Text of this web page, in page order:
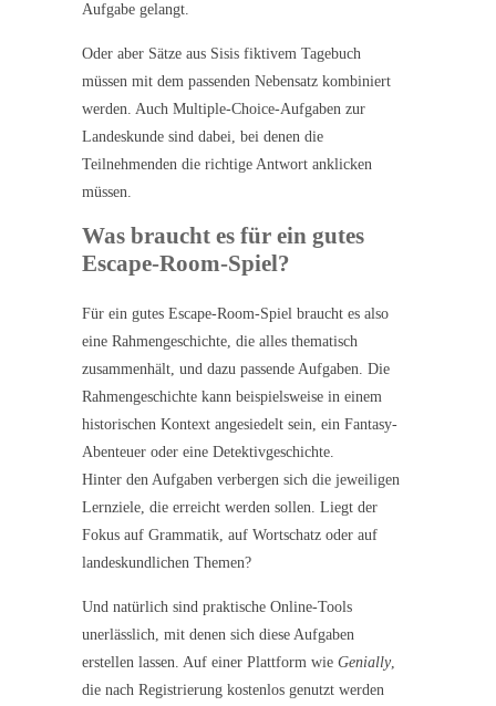
Aufgabe gelangt.
Oder aber Sätze aus Sisis fiktivem Tagebuch
müssen mit dem passenden Nebensatz kombiniert
werden. Auch Multiple-Choice-Aufgaben zur
Landeskunde sind dabei, bei denen die
Teilnehmenden die richtige Antwort anklicken
müssen.
Was braucht es für ein gutes
Escape-Room-Spiel?
Für ein gutes Escape-Room-Spiel braucht es also
eine Rahmengeschichte, die alles thematisch
zusammenhält, und dazu passende Aufgaben. Die
Rahmengeschichte kann beispielsweise in einem
historischen Kontext angesiedelt sein, ein Fantasy-
Abenteuer oder eine Detektivgeschichte.
Hinter den Aufgaben verbergen sich die jeweiligen
Lernziele, die erreicht werden sollen. Liegt der
Fokus auf Grammatik, auf Wortschatz oder auf
landeskundlichen Themen?
Und natürlich sind praktische Online-Tools
unerlässlich, mit denen sich diese Aufgaben
erstellen lassen. Auf einer Plattform wie Genially,
die nach Registrierung kostenlos genutzt werden